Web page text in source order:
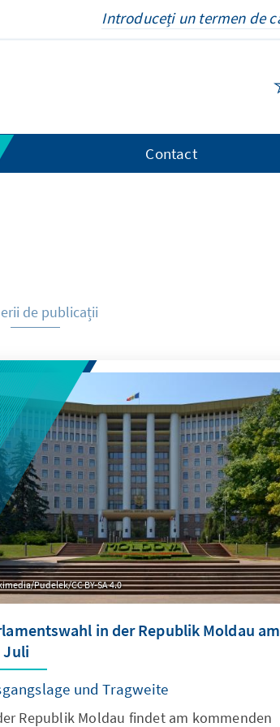
Contact
de publicații
Pudelek/CC BY-SA 4.0
in der Republik Moldau am
Juli
und Tragweite
Republik Moldau findet am kommenden